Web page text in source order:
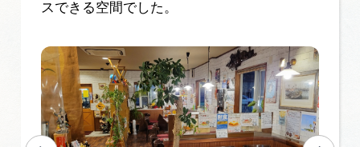
スできる空間でした。